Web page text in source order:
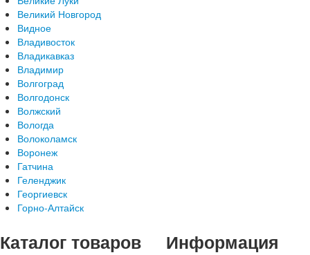
Великий Новгород
Видное
Владивосток
Владикавказ
Владимир
Волгоград
Волгодонск
Волжский
Вологда
Волоколамск
Воронеж
Гатчина
Геленджик
Георгиевск
Горно-Алтайск
Каталогтоваров Информация